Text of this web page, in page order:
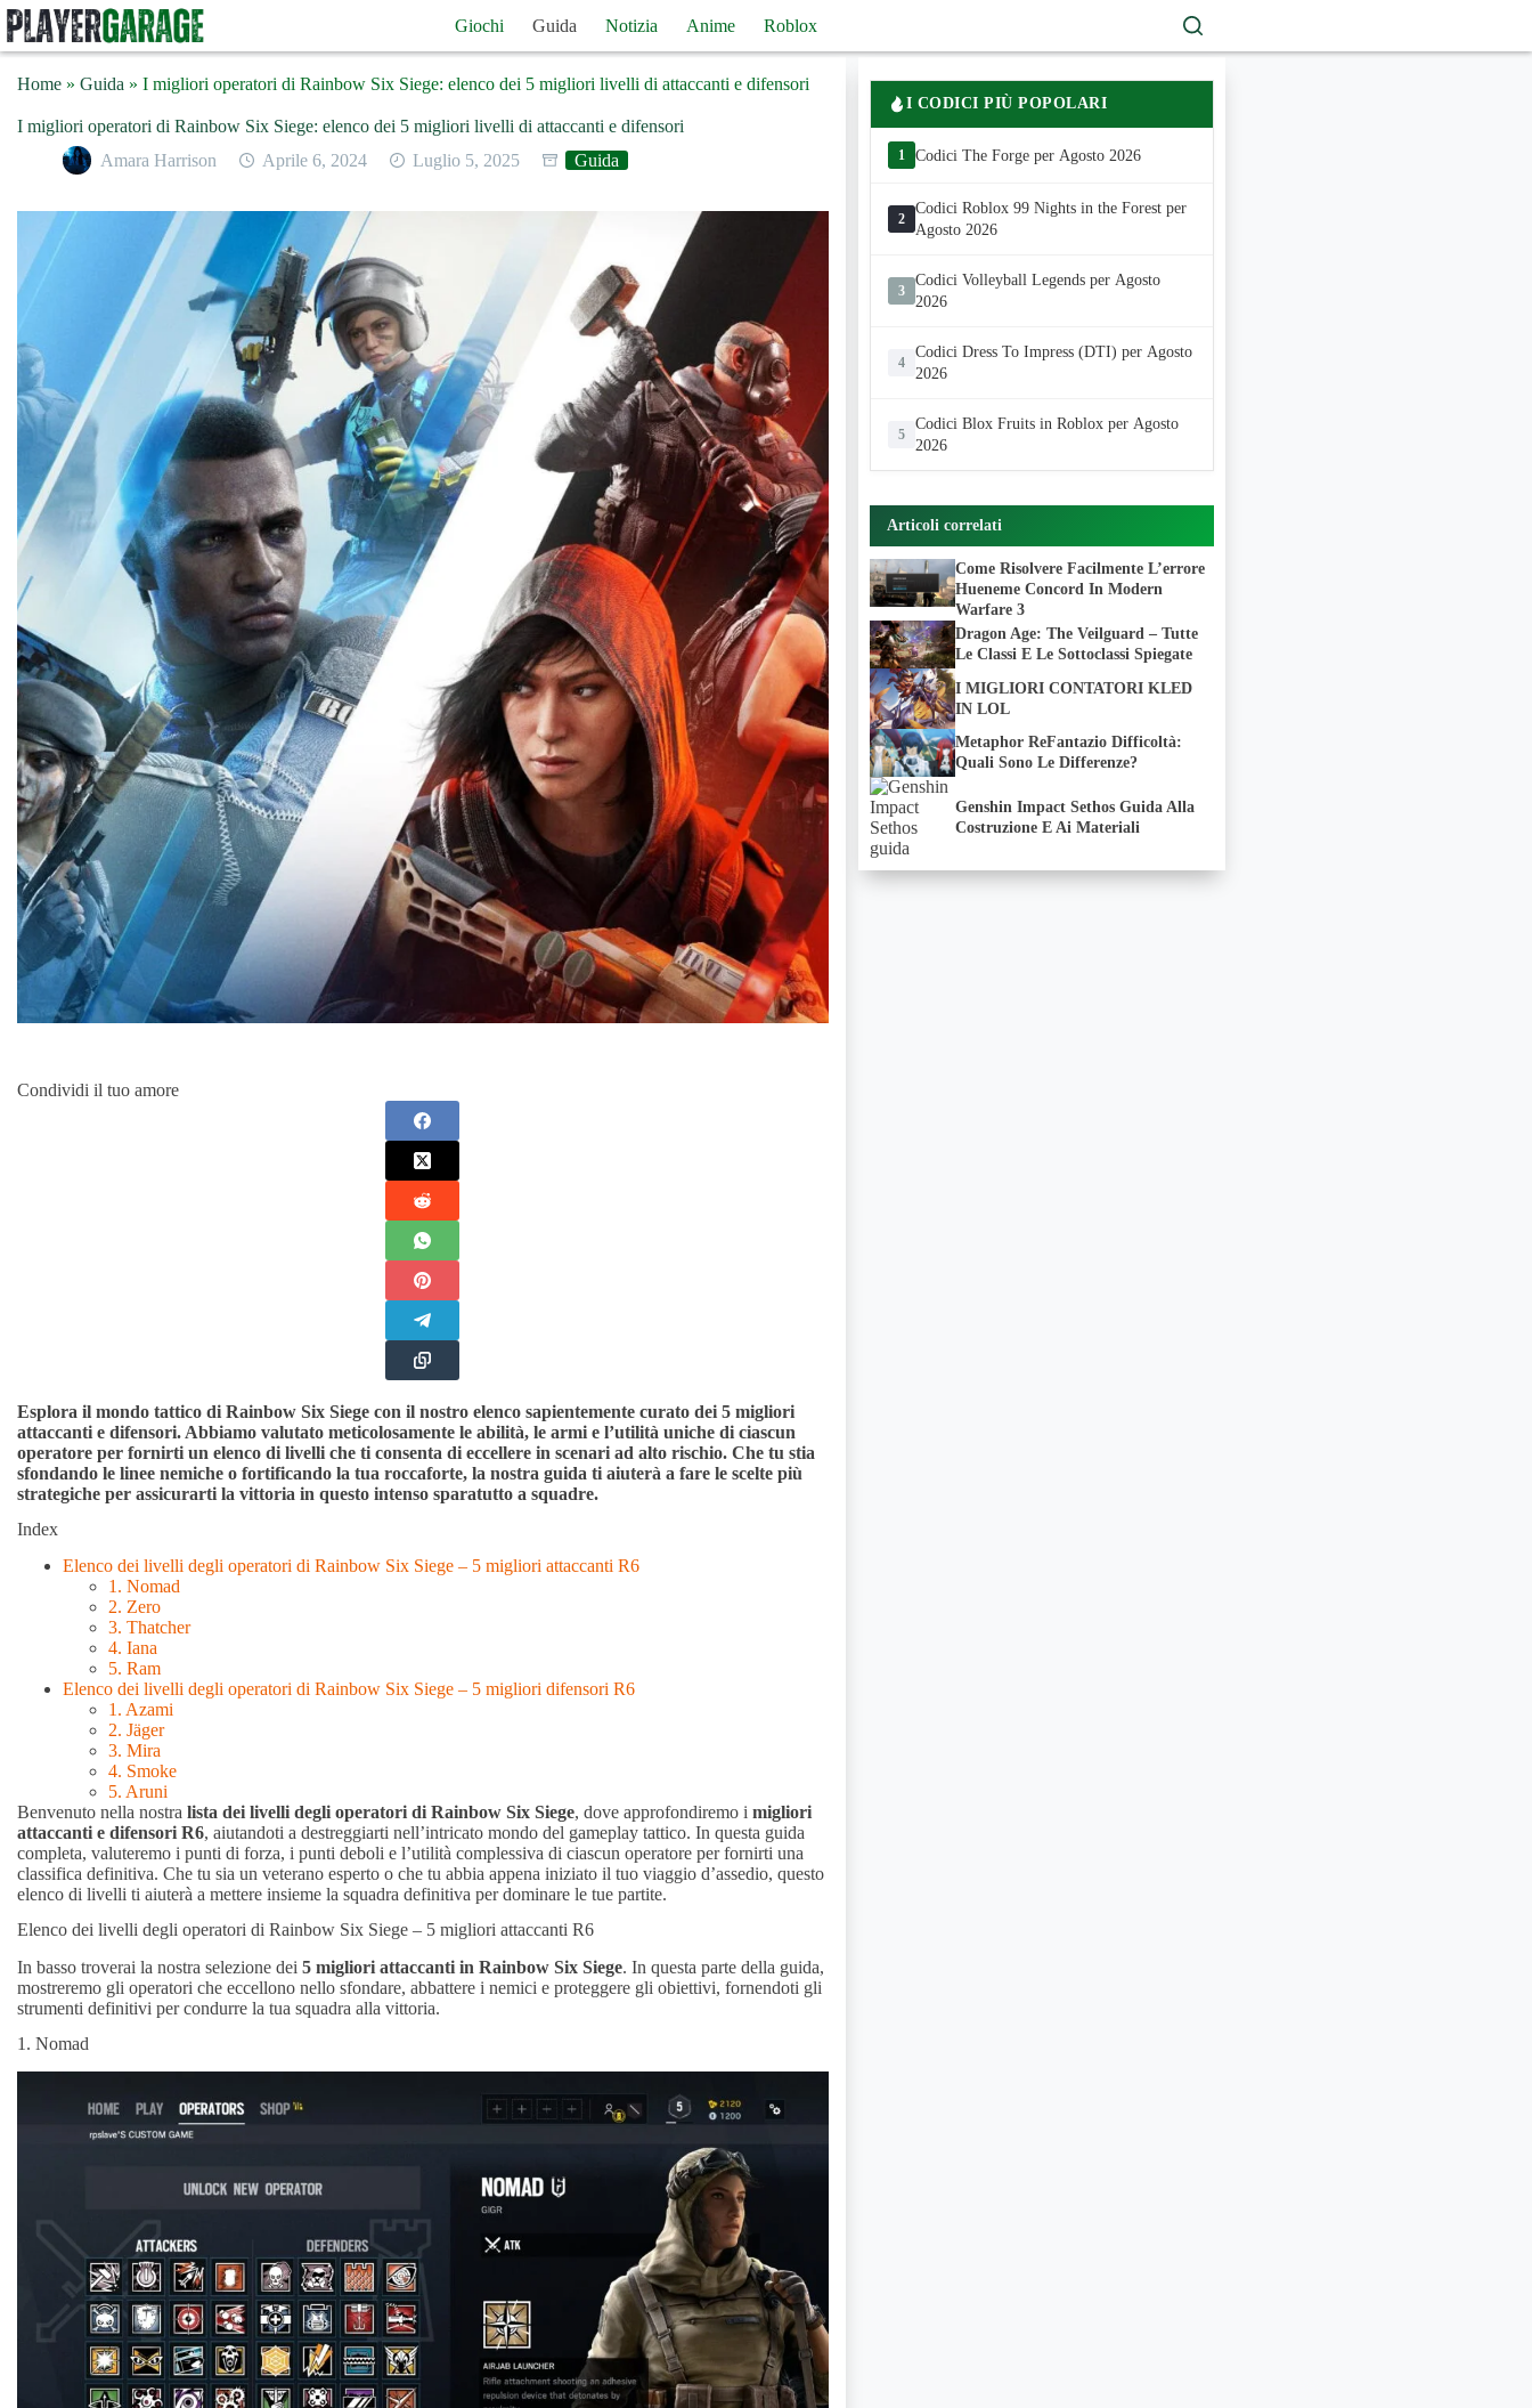
Salta
al
contenuto
Giochi Guida Notizia Anime Roblox
Home » Guida » I migliori operatori di Rainbow Six Siege: elenco dei 5 migliori livelli di attaccanti e difensori
I migliori operatori di Rainbow Six Siege: elenco dei 5 migliori livelli di attaccanti e difensori
Amara Harrison
Aprile 6, 2024 Luglio 5, 2025 Guida
Condividi il tuo amore
Esplora il mondo tattico di Rainbow Six Siege con il nostro elenco sapientemente curato dei 5 migliori
attaccanti e difensori. Abbiamo valutato meticolosamente le abilità, le armi e l’utilità uniche di ciascun
operatore per fornirti un elenco di livelli che ti consenta di eccellere in scenari ad alto rischio. Che tu stia
sfondando le linee nemiche o fortificando la tua roccaforte, la nostra guida ti aiuterà a fare le scelte più
strategiche per assicurarti la vittoria in questo intenso sparatutto a squadre.
Index
Elenco dei livelli degli operatori di Rainbow Six Siege – 5 migliori attaccanti R6
1. Nomad
2. Zero
3. Thatcher
4. Iana
5. Ram
Elenco dei livelli degli operatori di Rainbow Six Siege – 5 migliori difensori R6
1. Azami
2. Jäger
3. Mira
4. Smoke
5. Aruni
Benvenuto nella nostra lista dei livelli degli operatori di Rainbow Six Siege, dove approfondiremo i migliori
attaccanti e difensori R6, aiutandoti a destreggiarti nell’intricato mondo del gameplay tattico. In questa guida
completa, valuteremo i punti di forza, i punti deboli e l’utilità complessiva di ciascun operatore per fornirti una
classifica definitiva. Che tu sia un veterano esperto o che tu abbia appena iniziato il tuo viaggio d’assedio, questo
elenco di livelli ti aiuterà a mettere insieme la squadra definitiva per dominare le tue partite.
Elenco dei livelli degli operatori di Rainbow Six Siege – 5 migliori attaccanti R6
In basso troverai la nostra selezione dei 5 migliori attaccanti in Rainbow Six Siege. In questa parte della guida,
mostreremo gli operatori che eccellono nello sfondare, abbattere i nemici e proteggere gli obiettivi, fornendoti gli
strumenti definitivi per condurre la tua squadra alla vittoria.
1. Nomad
I CODICI PIÙ POPOLARI
1 Codici The Forge per Agosto 2026
2
Codici Roblox 99 Nights in the Forest per
Agosto 2026
3
Codici Volleyball Legends per Agosto
2026
4
Codici Dress To Impress (DTI) per Agosto
2026
5
Codici Blox Fruits in Roblox per Agosto
2026
Articoli correlati
Come Risolvere Facilmente L’errore
Hueneme Concord In Modern
Warfare 3
Dragon Age: The Veilguard – Tutte
Le Classi E Le Sottoclassi Spiegate
I MIGLIORI CONTATORI KLED
IN LOL
Metaphor ReFantazio Difficoltà:
Quali Sono Le Differenze?
Genshin Impact Sethos Guida Alla
Costruzione E Ai Materiali